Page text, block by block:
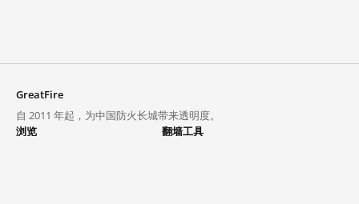
GreatFire
自 2011 年起，为中国防火长城带来透明度。
浏览
翻墙工具